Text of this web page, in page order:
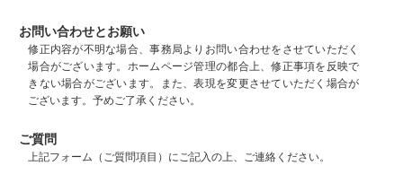
お問い合わせとお願い
修正内容が不明な場合、事務局よりお問い合わせをさせていただく
場合がございます。ホームページ管理の都合上、修正事項を反映で
きない場合がございます。また、表現を変更させていただく場合が
ございます。予めご了承ください。
ご質問
上記フォーム（ご質問項目）にご記入の上、ご連絡ください。